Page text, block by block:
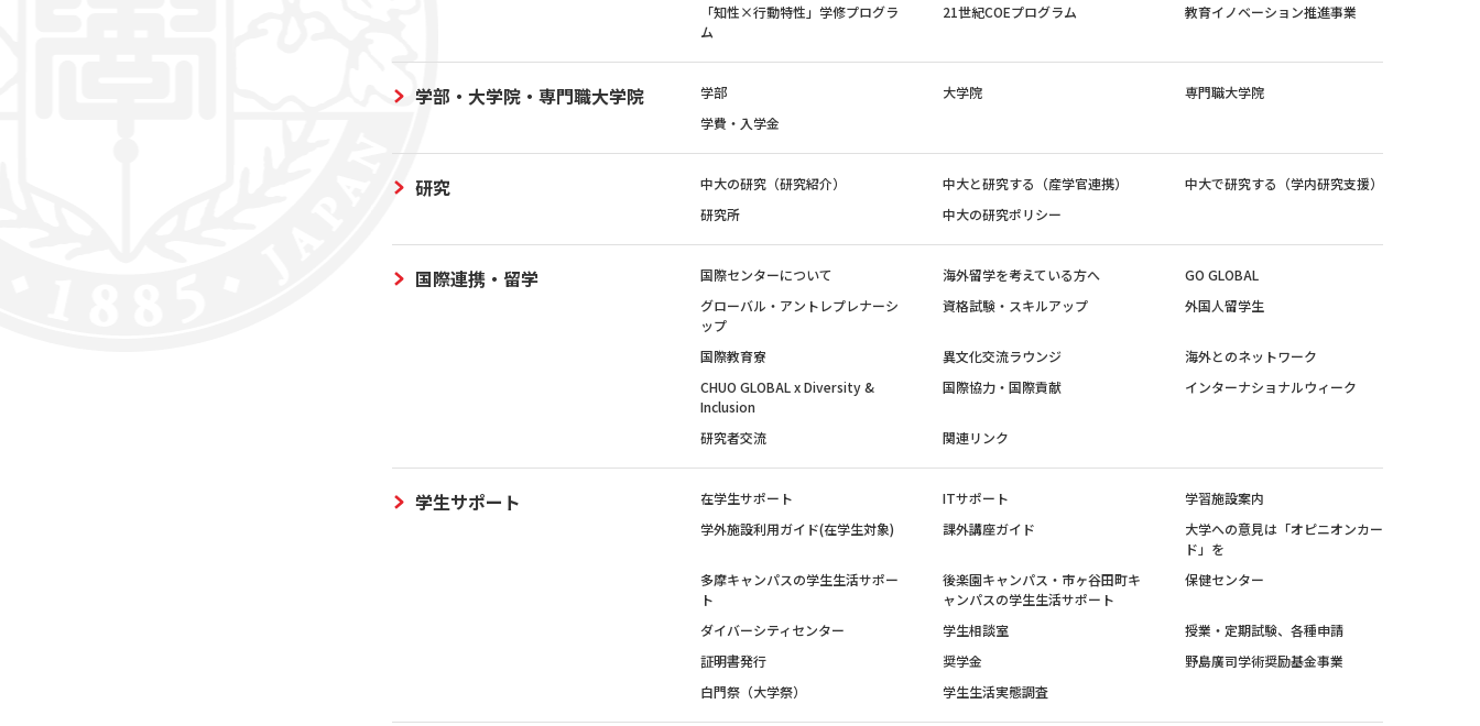
「知性×行動特性」学修プログラ
ム
21世紀COEプログラム 教育イノベーション推進事業
学部・大学院・専門職大学院 学部 大学院
専門職大学院
学費・入学金
研究 中大の研究（研究紹介） 中大と研究する（産学官連携）
中大で研究する（学内研究支援）
研究所
中大の研究ポリシー
国際連携・留学 国際センターについて 海外留学を考えている方へ
GO GLOBAL
グローバル・アントレプレナーシ
ップ
資格試験・スキルアップ 外国人留学生
国際教育寮 異文化交流ラウンジ
海外とのネットワーク
CHUO GLOBAL x Diversity &
Inclusion
国際協力・国際貢献 インターナショナルウィーク
研究者交流 関連リンク
学生サポート 在学生サポート ITサポート
学習施設案内
学外施設利用ガイド(在学生対象)
課外講座ガイド
大学への意見は「オピニオンカー
ド」を
多摩キャンパスの学生生活サポー
ト
後楽園キャンパス・市ヶ谷田町キ
ャンパスの学生生活サポート
保健センター
ダイバーシティセンター 学生相談室
授業・定期試験、各種申請
証明書発行
奨学金
野島廣司学術奨励基金事業
白門祭（大学祭）
学生生活実態調査